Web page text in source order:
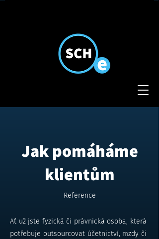
Jak pomáháme
klientům
Reference
Ať už jste fyzická či právnická osoba, která
potřebuje outsourcovat účetnictví, mzdy či